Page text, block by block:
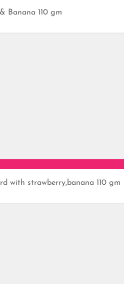
Banana 110 gm
with strawberry,banana 110 gm